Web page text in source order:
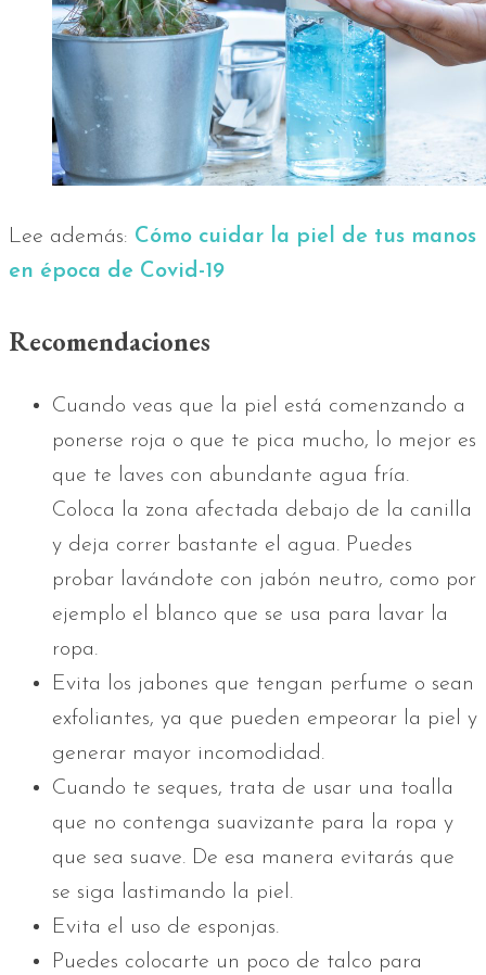
Lee además: Cómo cuidar la piel de tus manos
en época de Covid-19
Recomendaciones
Cuando veas que la piel está comenzando a
ponerse roja o que te pica mucho, lo mejor es
que te laves con abundante agua fría.
Coloca la zona afectada debajo de la canilla
y deja correr bastante el agua. Puedes
probar lavándote con jabón neutro, como por
ejemplo el blanco que se usa para lavar la
ropa.
Evita los jabones que tengan perfume o sean
exfoliantes, ya que pueden empeorar la piel y
generar mayor incomodidad.
Cuando te seques, trata de usar una toalla
que no contenga suavizante para la ropa y
que sea suave. De esa manera evitarás que
se siga lastimando la piel.
Evita el uso de esponjas.
Puedes colocarte un poco de talco para